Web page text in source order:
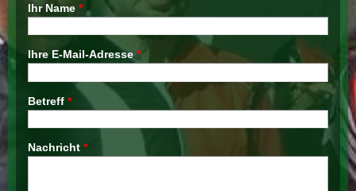
Ihr Name *
Ihre E-Mail-Adresse*
Betreff *
Nachricht *